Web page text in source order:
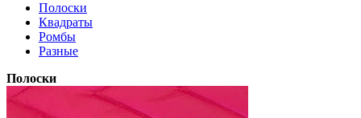
Полоски
Квадраты
Ромбы
Разные
Полоски